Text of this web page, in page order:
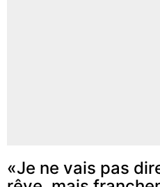
«Je ne vais pas